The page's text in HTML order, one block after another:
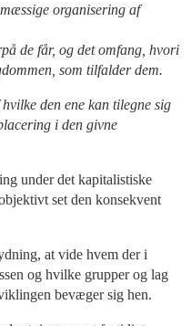
organisering af
de får, og det omfang, hvori
som tilfalder dem.
den ene kan tilegne sig
i den givne
under det kapitalistiske
set den konsekvent
at vide hvem der i
og hvilke grupper og lag
bevæger sig hen.